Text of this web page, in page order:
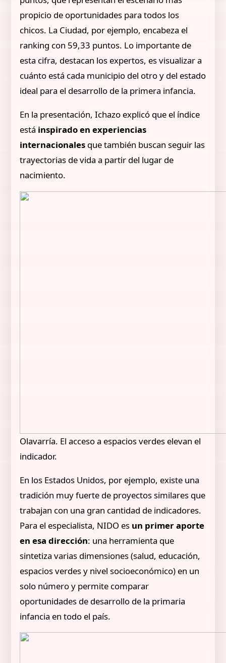
propicio de oportunidades para todos los
chicos. La Ciudad, por ejemplo, encabeza el
ranking con 59,33 puntos. Lo importante de
esta cifra, destacan los expertos, es visualizar a
cuánto está cada municipio del otro y del estado
ideal para el desarrollo de la primera infancia.
En la presentación, Ichazo explicó que el índice
está inspirado en experiencias
internacionales que también buscan seguir las
trayectorias de vida a partir del lugar de
nacimiento.
Olavarría. El acceso a espacios verdes elevan el
indicador.
En los Estados Unidos, por ejemplo, existe una
tradición muy fuerte de proyectos similares que
trabajan con una gran cantidad de indicadores.
Para el especialista, NIDO es un primer aporte
en esa dirección: una herramienta que
sintetiza varias dimensiones (salud, educación,
espacios verdes y nivel socioeconómico) en un
solo número y permite comparar
oportunidades de desarrollo de la primaria
infancia en todo el país.